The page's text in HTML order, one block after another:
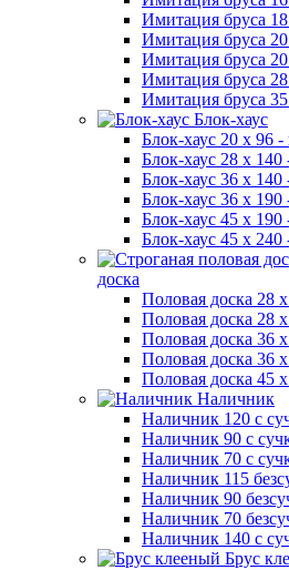
Имитация бруса
Имитация бруса
Имитация бруса
Имитация бруса
Имитация бруса
Блок-хаус
Блок-хаус 20 х 96
Блок-хаус 28 х
Блок-хаус 36 х
Блок-хаус 36 х
Блок-хаус 45 х
Блок-хаус 45 х
доска
Половая доска 28
Половая доска 28
Половая доска 36
Половая доска 36
Половая доска 45
Наличник
Наличник 120 с
Наличник 90 с
Наличник 70 с
Наличник 115
Наличник 90
Наличник 70
Наличник 140 с
Брус